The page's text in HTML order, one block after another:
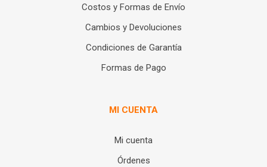
Costos y Formas de Envío
Cambios y Devoluciones
Condiciones de Garantía
Formas de Pago
MI CUENTA
Mi cuenta
Órdenes